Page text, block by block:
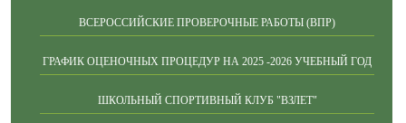
ВСЕРОССИЙСКИЕ ПРОВЕРОЧНЫЕ РАБОТЫ (ВПР)
ГРАФИК ОЦЕНОЧНЫХ ПРОЦЕДУР НА 2025 -2026 УЧЕБНЫЙ ГОД
ШКОЛЬНЫЙ СПОРТИВНЫЙ КЛУБ "ВЗЛЕТ"